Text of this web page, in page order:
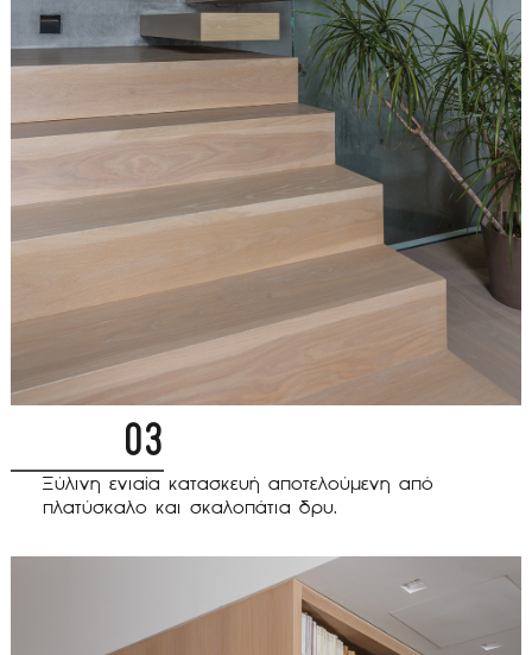
03
Ξύλινη ενιαία κατασκευή αποτελούμενη από
πλατύσκαλο και σκαλοπάτια δρυ.